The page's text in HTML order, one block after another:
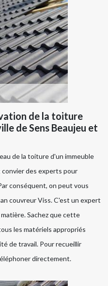
de la toiture
de Sens Beaujeu et
de la toiture d'un immeuble
des experts pour
conséquent, on peut vous
couvreur Viss. C'est un expert
Sachez que cette
les matériels appropriés
de travail. Pour recueillir
directement.